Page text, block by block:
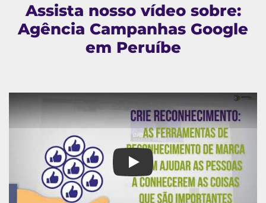
Assista nosso vídeo sobre:
Agência Campanhas Google
em Peruíbe
Agência Campanhas Google